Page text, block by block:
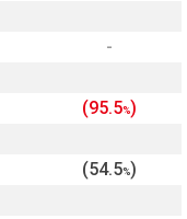
-
(95.5%)
(54.5%)